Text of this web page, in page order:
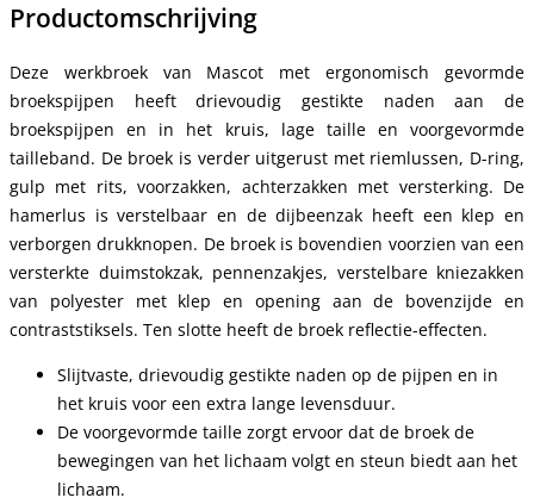
Productomschrijving
Deze werkbroek van Mascot met ergonomisch gevormde
broekspijpen heeft drievoudig gestikte naden aan de
broekspijpen en in het kruis, lage taille en voorgevormde
tailleband. De broek is verder uitgerust met riemlussen, D-ring,
gulp met rits, voorzakken, achterzakken met versterking. De
hamerlus is verstelbaar en de dijbeenzak heeft een klep en
verborgen drukknopen. De broek is bovendien voorzien van een
versterkte duimstokzak, pennenzakjes, verstelbare kniezakken
van polyester met klep en opening aan de bovenzijde en
contraststiksels. Ten slotte heeft de broek reflectie-effecten.
Slijtvaste, drievoudig gestikte naden op de pijpen en in
het kruis voor een extra lange levensduur.
De voorgevormde taille zorgt ervoor dat de broek de
bewegingen van het lichaam volgt en steun biedt aan het
lichaam.